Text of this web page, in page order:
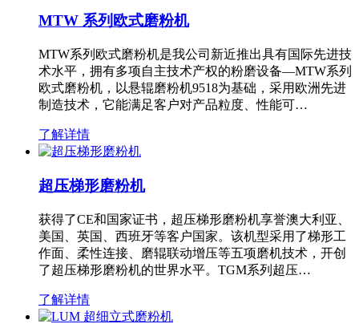
MTW 系列欧式磨粉机
MTW系列欧式磨粉机是我公司新近推出具有国际先进技
术水平，拥有多项自主技术产权的粉磨设备—MTW系列
欧式磨粉机，以悬辊磨粉机9518为基础，采用欧洲先进
制造技术，它能满足客户对产品粒度、性能可…
了解详情
超压梯形磨粉机
获得了CE和国家证书，超压梯形磨粉机享誉澳大利亚、
美国、英国、西班牙等客户国家。该机型采用了梯形工
作面、柔性连接、磨辊联动增压等五项磨机技术，开创
了超压梯形磨粉机的世界水平。TGM系列超压…
了解详情